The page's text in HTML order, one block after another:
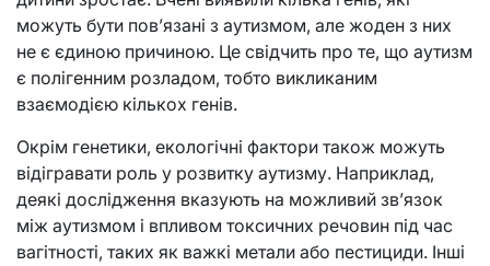
можуть бути пов’язані з аутизмом, але жоден з них
не є єдиною причиною. Це свідчить про те, що аутизм
є полігенним розладом, тобто викликаним
взаємодією кількох генів.
Окрім генетики, екологічні фактори також можуть
відігравати роль у розвитку аутизму. Наприклад,
деякі дослідження вказують на можливий зв’язок
між аутизмом і впливом токсичних речовин під час
вагітності, таких як важкі метали або пестициди. Інші